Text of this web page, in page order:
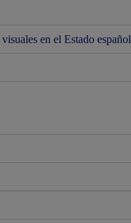
en el Estado español